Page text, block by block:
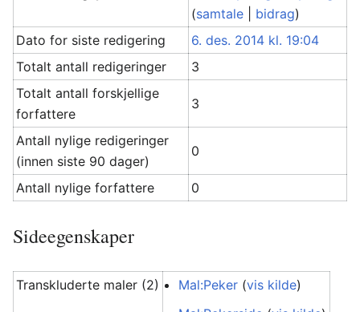
(samtale bidrag)
Dato for siste redigering
6. des. 2014 kl. 19:04
Totalt antall redigeringer
3
Totalt antall forskjellige
forfattere
3
Antall nylige redigeringer
(innen siste 90 dager)
0
Antall nylige forfattere 0
Sideegenskaper
Transkluderte maler (2) Mal:Peker (vis kilde)